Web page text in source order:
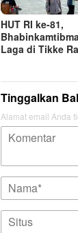
HUT RI ke-81,
Laga di Tikke
Tinggalkan
Alamat email Anda